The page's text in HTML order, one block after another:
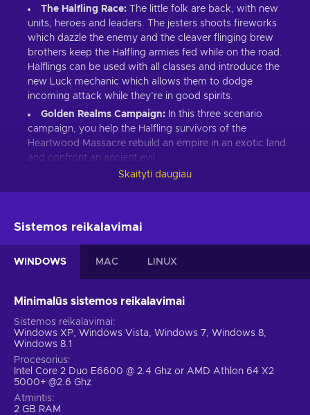
The Halfling Race: The little folk are back, with new
units, heroes and leaders. The jesters shoots fireworks
which dazzle the enemy and the cleaver flinging brew
brothers keep the Halfling armies fed while on the road.
Halflings can be used with all classes and introduce the
new Luck mechanic which allows them to dodge
incoming attack while they’re in good spirits.
Golden Realms Campaign: In this three scenario
campaign, you help the Halfling survivors of the
Heartwood Massacre rebuild an empire in an exotic land
and confront an ancient evil.
Exotic Map Locations:Capture the Naga Dwelling,
home to serpentine queens and giant man-snakes, and
Mermaids and the fearsome Glutton who can swallow
whole regiments in one bite.
New Hero Items: The Golden Realms contain 50 new
Crystal Skull, or wear a stylish Witch Doctor’s Headdress
to mix in with the locals.
Wild Magic Specialization:
spontaneous mutations, warp equipment and turn orderly
violently warped.
Skaityti daugiau
Sistemos reikalavimai
WINDOWS MAC LINUX
Minimalūs sistemos reikalavimai
Sistemos reikalavimai
Windows XP, Windows Vista, Windows 7, Windows 8,
Windows 8.1
Procesorius
Intel Core 2 Duo E6600 @ 2.4 Ghz or AMD Athlon 64 X2
5000+ @2.6 Ghz
Atmintis
2 GB RAM